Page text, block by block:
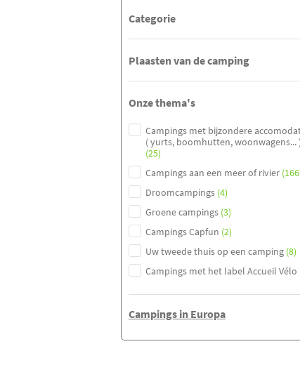
Categorie
Plaasten van de camping
Onze thema's
Campings met bijzondere
( yurts, boomhutten, woonwagens... )
(25)
Campings aan een meer of rivier
Droomcampings (4)
Groene campings (3)
Campings Capfun (2)
Uw tweede thuis op een camping (8)
Campings met het label Accueil Vélo
Campings in Europa